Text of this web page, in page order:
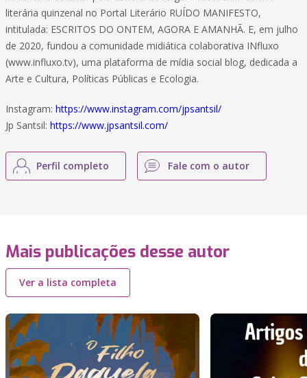
literária quinzenal no Portal Literário RUÍDO MANIFESTO,
intitulada: ESCRITOS DO ONTEM, AGORA E AMANHÃ. E, em julho
de 2020, fundou a comunidade midiática colaborativa INfluxo
(www.influxo.tv), uma plataforma de mídia social blog, dedicada a
Arte e Cultura, Políticas Públicas e Ecologia.
Instagram: https://www.instagram.com/jpsantsil/
Jp Santsil: https://www.jpsantsil.com/
Perfil completo Fale com o autor
Mais publicações desse autor
Ver a lista completa